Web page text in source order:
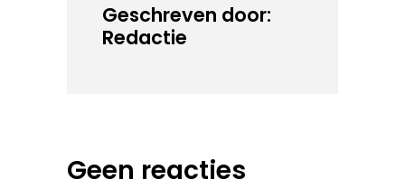
Geschreven door:
Redactie
Geen reacties